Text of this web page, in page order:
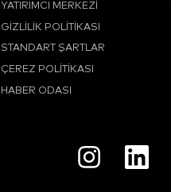
YATIRIMCI MERKEZI
GIZLILIK POLITIKASI
STANDART ŞARTLAR
ÇEREZ POLITIKASI
HABER ODASI